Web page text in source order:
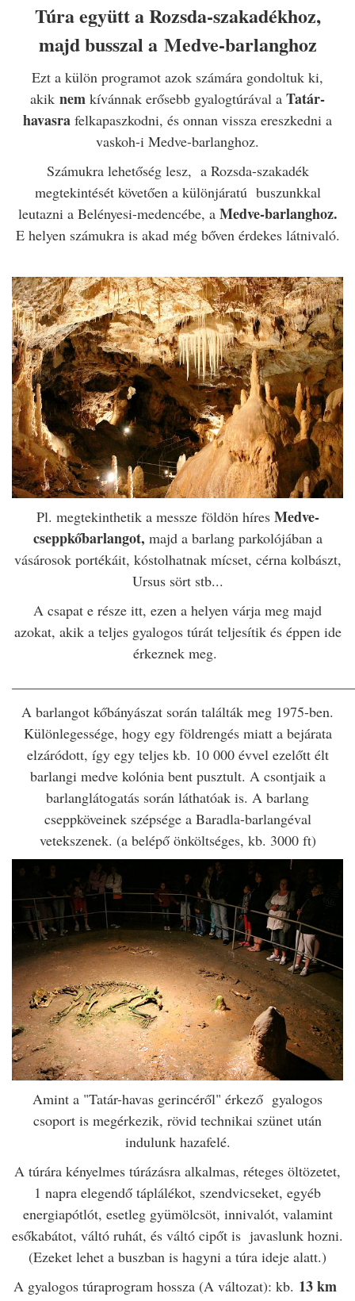
Túra együtt a Rozsda-szakadékhoz,
majd busszal a Medve-barlanghoz
Ezt a külön programot azok számára gondoltuk ki,
akik nem kívánnak erősebb gyalogtúrával a Tatár-
havasra felkapaszkodni, és onnan vissza ereszkedni a
vaskoh-i Medve-barlanghoz.
Számukra lehetőség lesz, a Rozsda-szakadék
megtekintését követően a különjáratú buszunkkal
leutazni a Belényesi-medencébe, a Medve-barlanghoz.
E helyen számukra is akad még bőven érdekes látnivaló.
Pl. megtekinthetik a messze földön híres Medve-
cseppkőbarlangot, majd a barlang parkolójában a
vásárosok portékáit, kóstolhatnak mícset, cérna kolbászt,
Ursus sört stb...
A csapat e része itt, ezen a helyen várja meg majd
azokat, akik a teljes gyalogos túrát teljesítik és éppen ide
érkeznek meg.
A barlangot kőbányászat során találták meg 1975-ben.
Különlegessége, hogy egy földrengés miatt a bejárata
elzáródott, így egy teljes kb. 10 000 évvel ezelőtt élt
barlangi medve kolónia bent pusztult. A csontjaik a
barlanglátogatás során láthatóak is. A barlang
cseppköveinek szépsége a Baradla-barlangéval
vetekszenek. (a belépő önköltséges, kb. 3000 ft)
Amint a "Tatár-havas gerincéről" érkező gyalogos
csoport is megérkezik, rövid technikai szünet után
indulunk hazafelé.
A túrára kényelmes túrázásra alkalmas, réteges öltözetet,
1 napra elegendő táplálékot, szendvicseket, egyéb
energiapótlót, esetleg gyümölcsöt, innivalót, valamint
esőkabátot, váltó ruhát, és váltó cipőt is javaslunk hozni.
(Ezeket lehet a buszban is hagyni a túra ideje alatt.)
A gyalogos túraprogram hossza (A változat): kb. 13 km